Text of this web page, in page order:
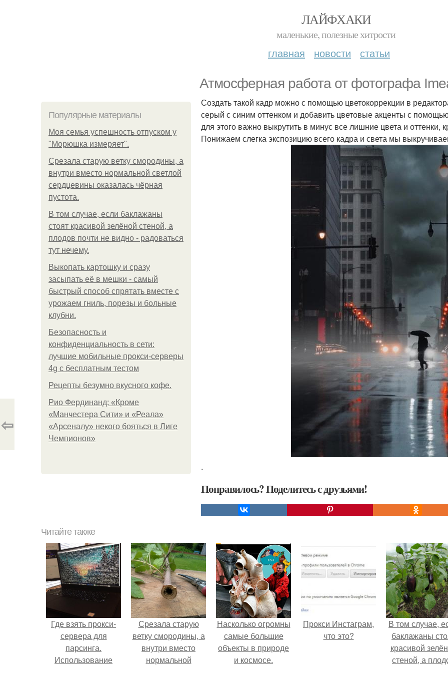
ЛАЙФХАКИ
маленькие, полезные хитрости
главная новости статьи
Атмосферная работа от фотографа
Популярные материалы
Моя семья успешность отпуском у
"Морюшка измеряет".
Срезала старую ветку смородины, а
внутри вместо нормальной светлой
сердцевины оказалась чёрная
пустота.
В том случае, если баклажаны
стоят красивой зелёной стеной, а
плодов почти не видно - радоваться
тут нечему.
Выкопать картошку и сразу
засыпать её в мешки - самый
быстрый способ спрятать вместе с
урожаем гниль, порезы и больные
клубни.
Безопасность и
конфиденциальность в сети:
лучшие мобильные прокси-серверы
4g с бесплатным тестом
Рецепты безумно вкусного кофе.
Рио Фердинанд: «Кроме
«Манчестера Сити» и «Реала»
«Арсеналу» некого бояться в Лиге
Чемпионов»
Создать такой кадр можно с помощью цветокоррекции в
серый с синим оттенком и добавить цветовые акценты с
для этого важно выкрутить в минус все лишние цвета и оттенки,
Понижаем слегка экспозицию всего кадра и света мы
.
Понравилось? Поделитесь с друзьями!
⇦
Читайте также
Где взять прокси-
сервера для
парсинга.
Использование
Срезала старую
ветку смородины, а
внутри вместо
нормальной
Насколько огромны
самые большие
объекты в природе
и космосе.
Прокси Инстаграм,
что это?
В том случае,
баклажаны
красивой
стеной, а